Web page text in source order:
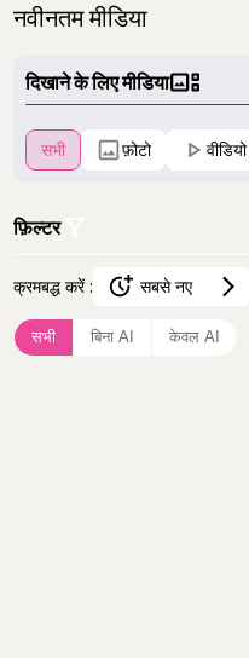
नवीनतम मीडिया
दिखाने के लिए मीडिया
सभी फ़ोटो वीडियो
फ़िल्टर
क्रमबद्ध करें :
सबसे नए
सबसे नए
सभी बिना AI केवल AI